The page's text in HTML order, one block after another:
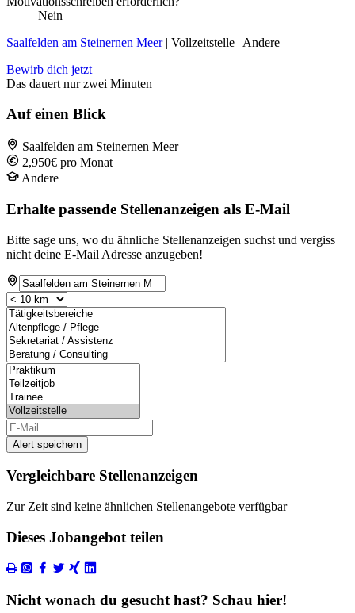
Nein
Saalfelden am Steinernen Meer| Vollzeitstelle | Andere
Bewirb dich jetzt
Das dauert nur zwei Minuten
Auf einen Blick
Saalfelden am Steinernen Meer
2,950€ pro Monat
Andere
Erhalte passende Stellenanzeigen als E-Mail
Bitte sage uns, wo du ähnliche Stellenanzeigen suchst und vergiss
nicht deine E-Mail Adresse anzugeben!
Alert speichern
Vergleichbare Stellenanzeigen
Zur Zeit sind keine ähnlichen Stellenangebote verfügbar
Dieses Jobangebot teilen
Nicht wonach du gesucht hast? Schau hier!